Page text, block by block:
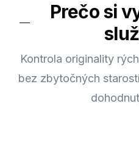
Prečo si
Kontrola originality
bez zbytočných